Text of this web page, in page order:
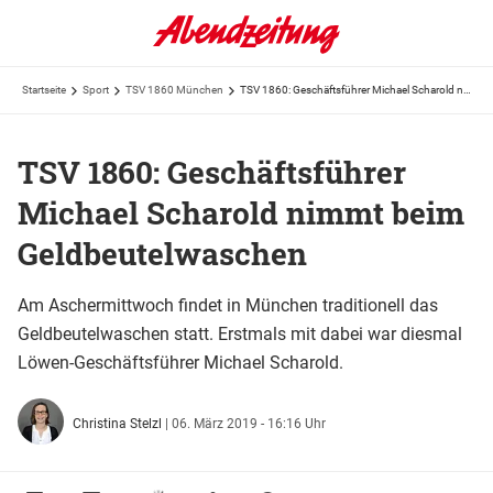
Startseite Sport TSV 1860 München
TSV 1860: Geschäftsführer
Michael Scharold nimmt beim
Geldbeutelwaschen
Am Aschermittwoch findet in München traditionell das
Geldbeutelwaschen statt. Erstmals mit dabei war diesmal
Löwen-Geschäftsführer Michael Scharold.
Christina Stelzl | 06. März 2019 - 16:16 Uhr